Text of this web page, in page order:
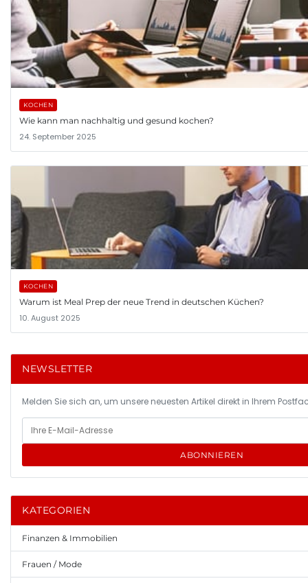
KOCHEN
Wie kann man nachhaltig und gesund kochen?
24. September 2025
KOCHEN
Warum ist Meal Prep der neue Trend in deutschen Küchen?
10. August 2025
NEWSLETTER
Melden Sie sich an, um unsere neuesten Artikel direkt in Ihrem
ABONNIEREN
KATEGORIEN
Finanzen & Immobilien
Frauen / Mode